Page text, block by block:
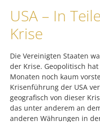
USA – In
Krise
Die Vereinigten Staaten
der Krise. Geopolitisch
Monaten noch kaum
Krisenführung der USA
geografisch von dieser
das unter anderem an
anderen Währungen in